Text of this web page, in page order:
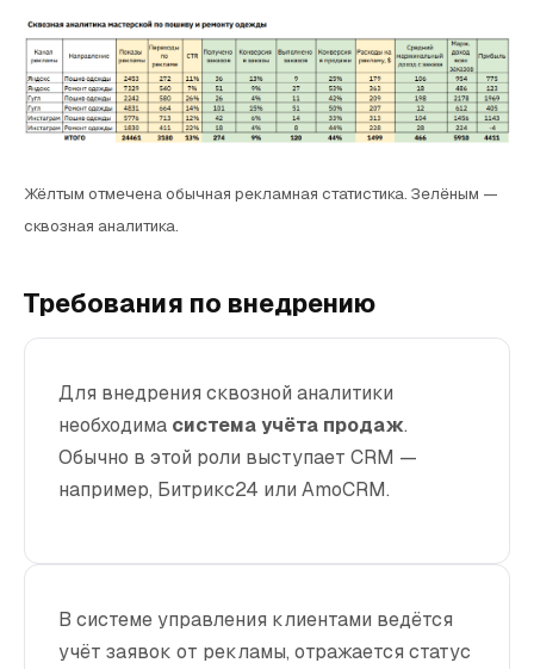
Жёлтым отмечена обычная рекламная статистика. Зелёным —
сквозная аналитика.
Требования по внедрению
Для внедрения сквозной аналитики
необходима система учёта продаж.
Обычно в этой роли выступает CRM —
например, Битрикс24 или AmoCRM.
В системе управления клиентами ведётся
учёт заявок от рекламы, отражается статус